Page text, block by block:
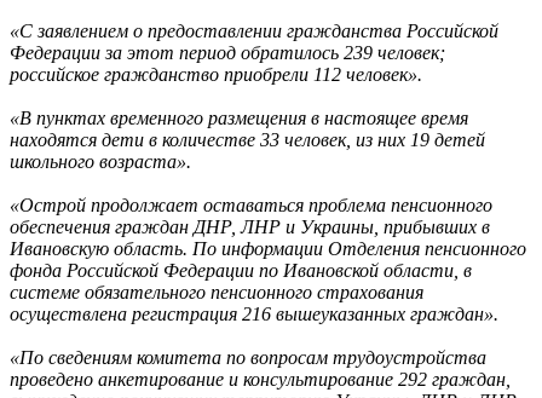
«С заявлением о предоставлении гражданства Российской
Федерации за этот период обратилось 239 человек;
российское гражданство приобрели 112 человек».
«В пунктах временного размещения в настоящее время
находятся дети в количестве 33 человек, из них 19 детей
школьного возраста».
«Острой продолжает оставаться проблема пенсионного
обеспечения граждан ДНР, ЛНР и Украины, прибывших в
Ивановскую область. По информации Отделения пенсионного
фонда Российской Федерации по Ивановской области, в
системе обязательного пенсионного страхования
осуществлена регистрация 216 вышеуказанных граждан».
«По сведениям комитета по вопросам трудоустройства
проведено анкетирование и консультирование 292 граждан,